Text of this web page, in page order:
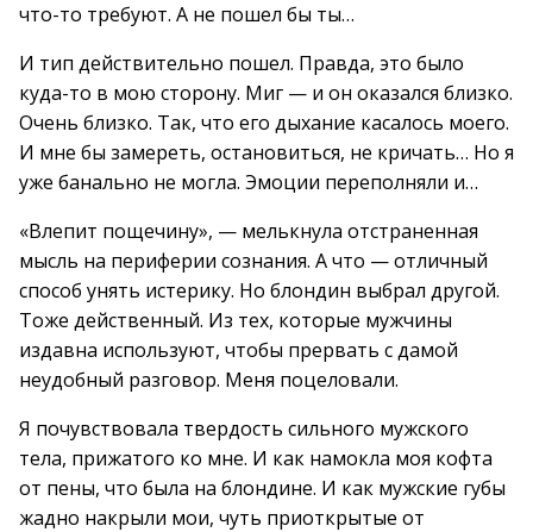
что-то требуют. А не пошел бы ты…
И тип действительно пошел. Правда, это было
куда-то в мою сторону. Миг — и он оказался близко.
Очень близко. Так, что его дыхание касалось моего.
И мне бы замереть, остановиться, не кричать… Но я
уже банально не могла. Эмоции переполняли и…
«Влепит пощечину», — мелькнула отстраненная
мысль на периферии сознания. А что — отличный
способ унять истерику. Но блондин выбрал другой.
Тоже действенный. Из тех, которые мужчины
издавна используют, чтобы прервать с дамой
неудобный разговор. Меня поцеловали.
Я почувствовала твердость сильного мужского
тела, прижатого ко мне. И как намокла моя кофта
от пены, что была на блондине. И как мужские губы
жадно накрыли мои, чуть приоткрытые от